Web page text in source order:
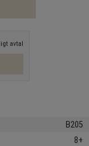
avtal
B205
8+